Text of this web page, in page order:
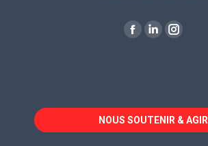
La
dans
une
La
dans
une
La
dans
une
NOUS SOUTENIR & AGIR